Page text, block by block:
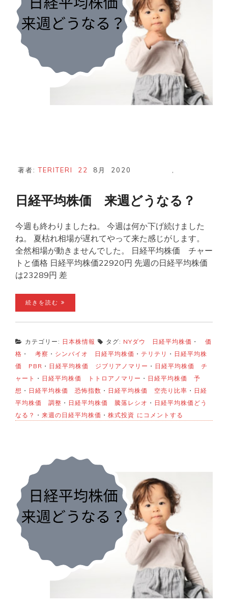
著者:TERITERI 22 8月 2020
日経平均株価 来週どうなる？
今週も終わりましたね。 今週は何か下げ続けました
ね。 夏枯れ相場が遅れてやって来た感じがします。
全然相場が動きませんでした。 日経平均株価 チャー
トと価格 日経平均株価22920円 先週の日経平均株価
は23289円 差
続きを読む
カテゴリー: 日本株情報 タグ: NYダウ 日経平均株価 ・
価
格 ・ 考察 ・ シンバイオ 日経平均株価 ・ テリテリ ・ 日経平均株
価 PBR ・ 日経平均株価 ジブリアノマリー ・ 日経平均株価 チ
ャート ・ 日経平均株価 トトロアノマリー ・ 日経平均株価 予
想 ・ 日経平均株価 恐怖指数 ・ 日経平均株価 空売り比率 ・ 日経
平均株価 調整 ・ 日経平均株価 騰落レシオ ・ 日経平均株価どう
なる？ ・ 来週の日経平均株価 ・ 株式投資 日
経
ど
う
な
る？
にコメントする